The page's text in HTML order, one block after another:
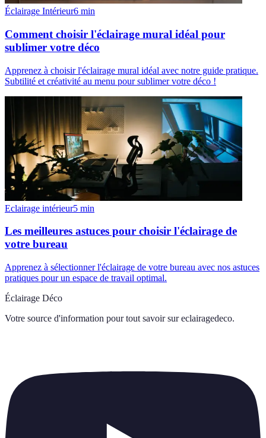
Éclairage Intérieur6 min
Comment choisir l'éclairage mural idéal pour
sublimer votre déco
Apprenez à choisir l'éclairage mural idéal avec notre guide pratique.
Subtilité et créativité au menu pour sublimer votre déco !
Eclairage intérieur5 min
Les meilleures astuces pour choisir l'éclairage de
votre bureau
Apprenez à sélectionner l'éclairage de votre bureau avec nos astuces
pratiques pour un espace de travail optimal.
Éclairage Déco
Votre source d'information pour tout savoir sur eclairagedeco.